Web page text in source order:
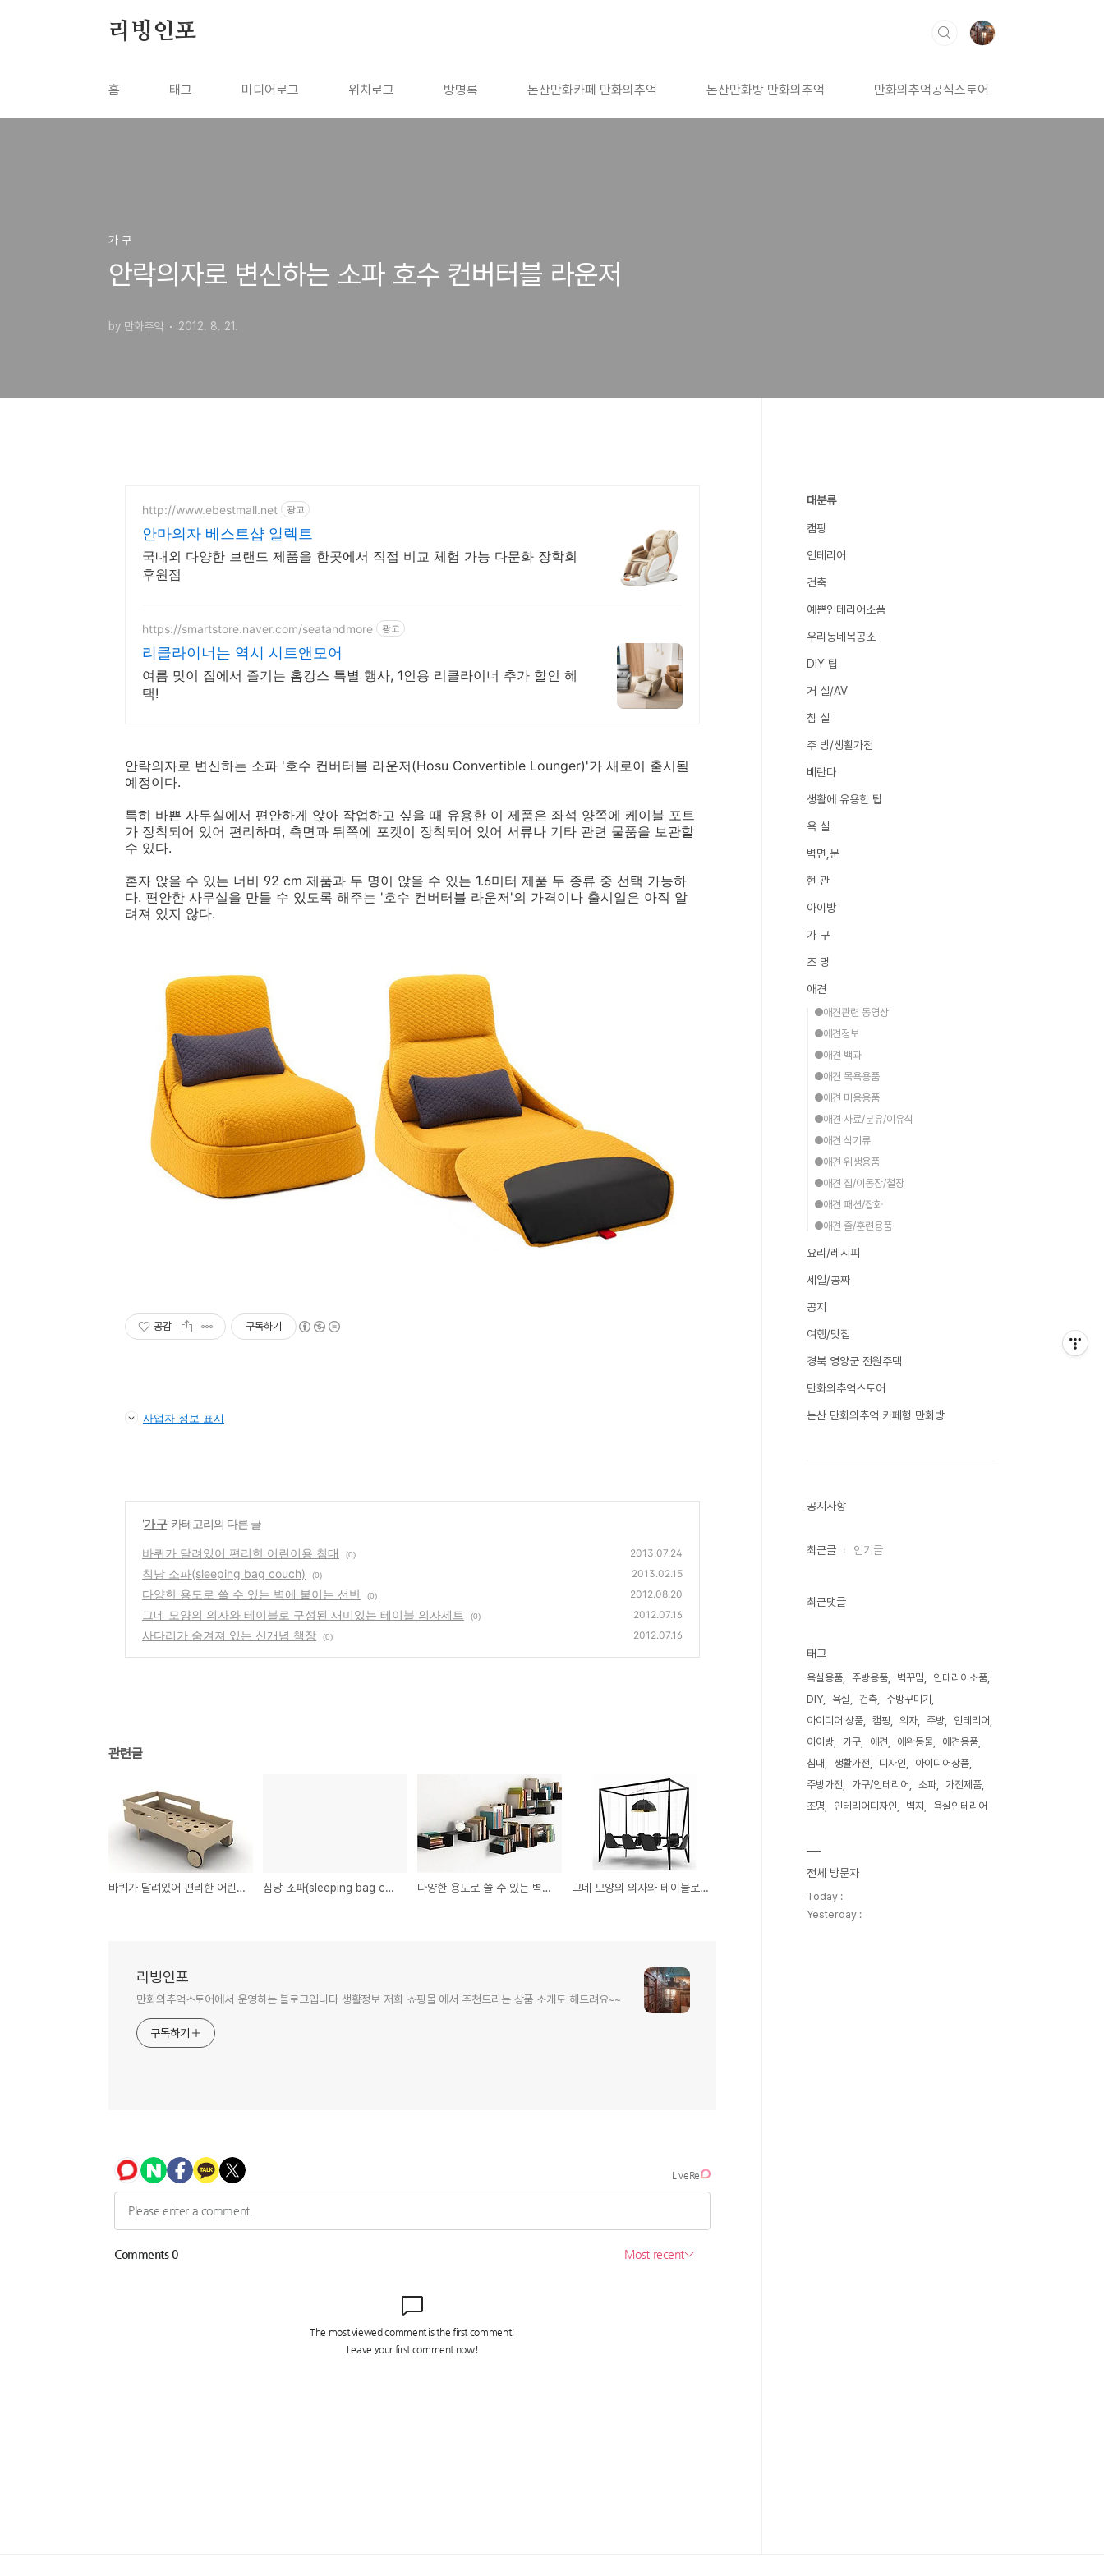
리빙인포
홈 태그 미디어로그 위치로그 방명록 논산만화카페 만화의추억 논산만화방 만화의추억 만화의추억공식스토어
가 구
안락의자로 변신하는 소파 호수 컨버터블 라운저
by 만화추억 2012. 8. 21.
http://www.ebestmall.net 광고
안마의자 베스트샵 일렉트
국내외 다양한 브랜드 제품을 한곳에서 직접 비교 체험 가능 다문화 장학회
후원점
https://smartstore.naver.com/seatandmore 광고
리클라이너는 역시 시트앤모어
여름 맞이 집에서 즐기는 홈캉스 특별 행사, 1인용 리클라이너 추가 할인 혜
택!
안락의자로 변신하는 소파 '호수 컨버터블 라운저(Hosu Convertible Lounger)'가 새로이 출시될
예정이다.
특히 바쁜 사무실에서 편안하게 앉아 작업하고 싶을 때 유용한 이 제품은 좌석 양쪽에 케이블 포트
가 장착되어 있어 편리하며, 측면과 뒤쪽에 포켓이 장착되어 있어 서류나 기타 관련 물품을 보관할
수 있다.
혼자 앉을 수 있는 너비 92 cm 제품과 두 명이 앉을 수 있는 1.6미터 제품 두 종류 중 선택 가능하
다. 편안한 사무실을 만들 수 있도록 해주는 '호수 컨버터블 라운저'의 가격이나 출시일은 아직 알
려져 있지 않다.
공감 구독하기
사업자 정보 표시
'가 구' 카테고리의 다른 글
바퀴가 달려있어 편리한 어린이용 침대 (0) 2013.07.24
침낭 소파(sleeping bag couch) (0) 2013.02.15
다양한 용도로 쓸 수 있는 벽에 붙이는 선반 (0) 2012.08.20
그네 모양의 의자와 테이블로 구성된 재미있는 테이블 의자세트 (0) 2012.07.16
사다리가 숨겨져 있는 신개념 책장 (0) 2012.07.16
관련글
바퀴가 달려있어 편리한 어린이용 침대 침낭 소파(sleeping bag couch) 다양한 용도로 쓸 수 있는 벽에 붙이는 선반 그네 모양의 의자와 테이블로 구성된 재미있는 테이블 의자세트
리빙인포
만화의추억스토어에서 운영하는 블로그입니다 생활정보 저희 쇼핑몰 에서 추천드리는 상품 소개도 해드려요~~
구독하기
대분류
캠핑
인테리어
건축
예쁜인테리어소품
우리동네목공소
DIY 팁
거 실/AV
침 실
주 방/생활가전
베란다
생활에 유용한 팁
욕 실
벽면,문
현 관
아이방
가 구
조 명
애견
●애견관련 동영상
●애견정보
●애견 백과
●애견 목욕용품
●애견 미용용품
●애견 사료/분유/이유식
●애견 식기류
●애견 위생용품
●애견 집/이동장/철장
●애견 패션/잡화
●애견 줄/훈련용품
요리/레시피
세일/공짜
공지
여행/맛집
경북 영양군 전원주택
만화의추억스토어
논산 만화의추억 카페형 만화방
공지사항
최근글 인기글
최근댓글
태그
욕실용품 주방용품 벽꾸밈
인테리어소품
DIY
욕실 건축
주방꾸미기
아이디어 상품
캠핑 의자 주방
인테리어
아이방
가구 애견 애완동물
애견용품
침대
생활가전 디자인
아이디어상품
주방가전
가구/인테리어 소파
가전제품
조명
인테리어디자인 벽지 욕실인테리어
전체 방문자
Today :
Yesterday :